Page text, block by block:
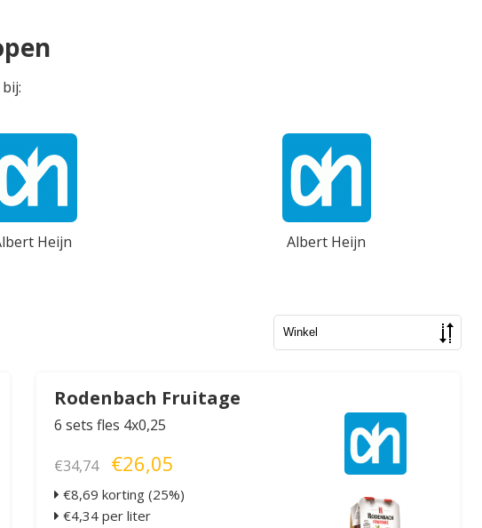
Heijn Albert Heijn
Rodenbach Fruitage
6 sets fles 4x0,25
€34,74 €26,05
€8,69 korting (25%)
€4,34 per liter